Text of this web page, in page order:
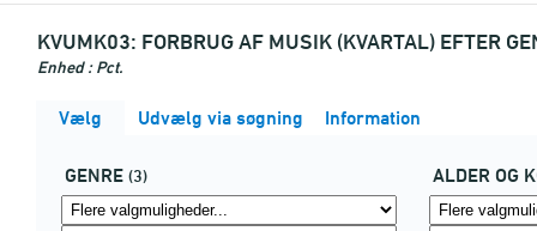
KVUMK03: FORBRUG AF MUSIK (KVARTAL) EFTER
Enhed : Pct.
Vælg Udvælg via søgning Information
GENRE (3) ALDER OG